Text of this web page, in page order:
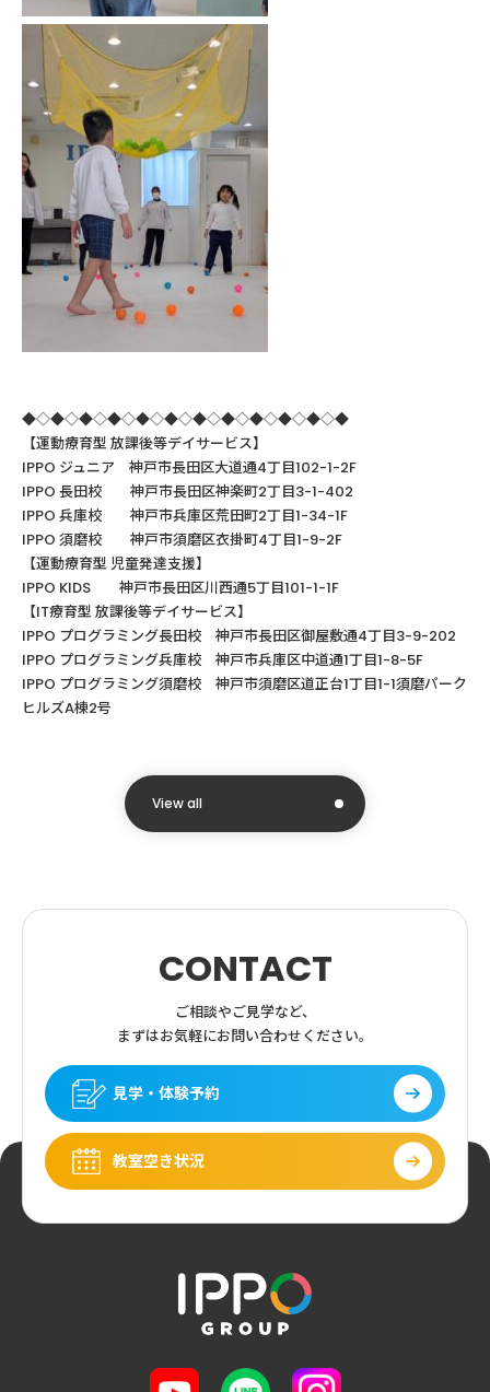
◆◇◆◇◆◇◆◇◆◇◆◇◆◇◆◇◆◇◆◇◆◇◆
【運動療育型放課後等デイサービス】
IPPO ジュニア 神戸市長田区大道通4丁目102-1-2F
IPPO 長田校 神戸市長田区神楽町2丁目3-1-402
IPPO 兵庫校 神戸市兵庫区荒田町2丁目1-34-1F
IPPO 須磨校 神戸市須磨区衣掛町4丁目1-9-2F
【運動療育型児童発達支援】
IPPO KIDS 神戸市長田区川西通5丁目101-1-1F
【IT療育型放課後等デイサービス】
IPPO プログラミング長田校 神戸市長田区御屋敷通4丁目3-9-202
IPPO プログラミング兵庫校 神戸市兵庫区中道通1丁目1-8-5F
IPPO プログラミング須磨校 神戸市須磨区道正台1丁目1-1須磨パーク
ヒルズA棟2号
View all
CONTACT
ご相談やご見学など、
まずはお気軽にお問い合わせください。
見学・体験予約
教室空き状況